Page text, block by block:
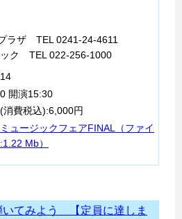
ラザ TEL 0241-24-4611
ック TEL 022-256-1000
開演15:30
消費税込):6,000円
ュージックフェアFINAL（ファイ
Mb）
いてみよう 【定員に達しま